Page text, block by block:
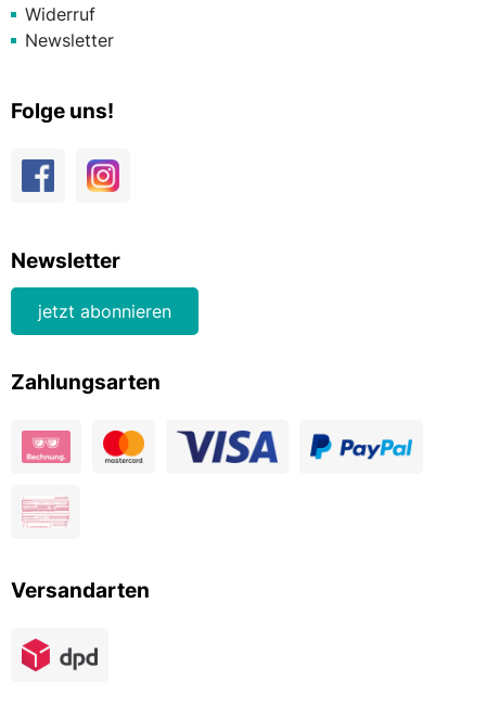
Widerruf
Newsletter
Folge uns!
Newsletter
jetzt abonnieren
Zahlungsarten
Versandarten